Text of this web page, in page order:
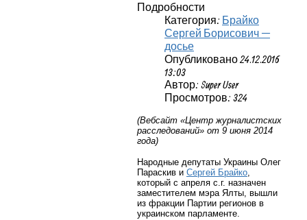
Подробности
Категория: Брайко
Сергей Борисович —
досье
Опубликовано 24.12.2016
13:03
Автор: Super User
Просмотров: 324
(Вебсайт «Центр журналистских
расследований» от 9 июня 2014
года)
Народные депутаты Украины Олег
Параскив и Сергей Брайко,
который с апреля с.г. назначен
заместителем мэра Ялты, вышли
из фракции Партии регионов в
украинском парламенте.